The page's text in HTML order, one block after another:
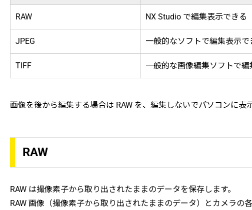
RAW NX Studio で編集表示できる
JPEG 一般的なソフトで編集表示で
TIFF 一般的な画像編集ソフトで編
画像を後から編集する場合は RAW を、編集しないでパソコンに
RAW
RAW は撮像素子から取り出されたままのデータを保存します。
RAW 画像（撮像素子から取り出されたままのデータ）とカメラ